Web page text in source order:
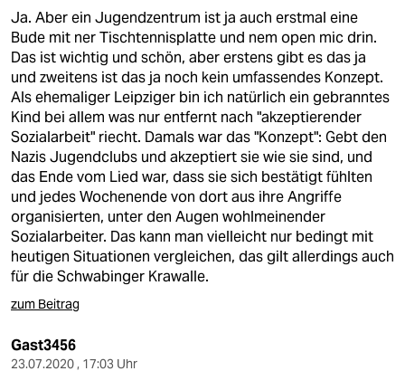
Ja. Aber ein Jugendzentrum ist ja auch erstmal eine
Bude mit ner Tischtennisplatte und nem open mic drin.
Das ist wichtig und schön, aber erstens gibt es das ja
und zweitens ist das ja noch kein umfassendes Konzept.
Als ehemaliger Leipziger bin ich natürlich ein gebranntes
Kind bei allem was nur entfernt nach "akzeptierender
Sozialarbeit" riecht. Damals war das "Konzept": Gebt den
Nazis Jugendclubs und akzeptiert sie wie sie sind, und
das Ende vom Lied war, dass sie sich bestätigt fühlten
und jedes Wochenende von dort aus ihre Angriffe
organisierten, unter den Augen wohlmeinender
Sozialarbeiter. Das kann man vielleicht nur bedingt mit
heutigen Situationen vergleichen, das gilt allerdings auch
für die Schwabinger Krawalle.
zum Beitrag
Gast3456
23.07.2020 , 17:03 Uhr